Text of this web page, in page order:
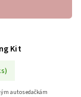
Kit
autosedačkám